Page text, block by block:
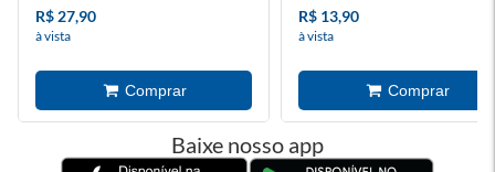
R$ 27,90
à vista
R$ 13,90
à vista
Baixe nosso app